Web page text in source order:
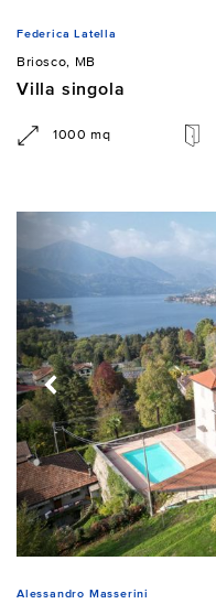
Federica Latella
Briosco, MB
Villa singola
1000 mq
Alessandro Masserini